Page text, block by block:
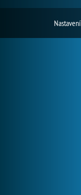
Nastavení